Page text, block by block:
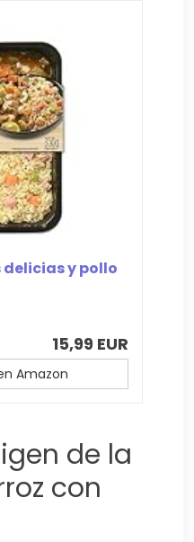
delicias y pollo
15,99 EUR
Amazon
de la
con